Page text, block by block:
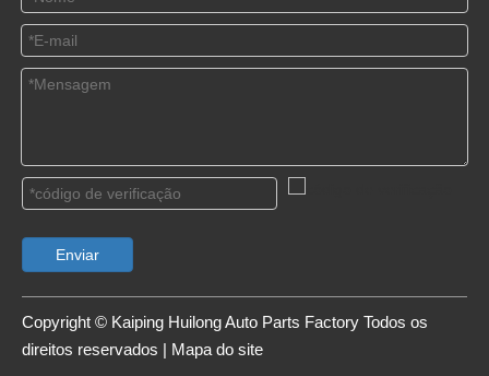
Enviar
Copyright © Kaiping Huilong Auto Parts Factory Todos os
direitos reservados | Mapa do site